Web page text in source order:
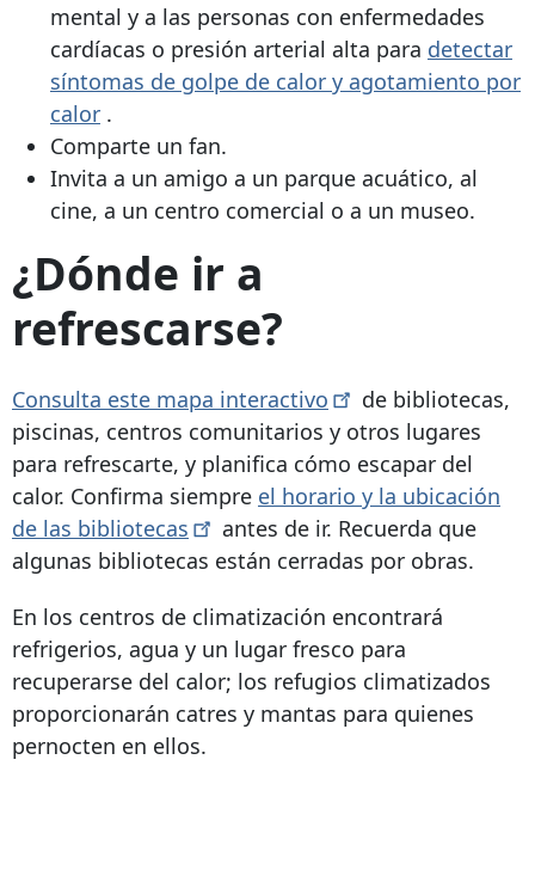
mental y a las personas con enfermedades
cardíacas o presión arterial alta para detectar
síntomas de golpe de calor y agotamiento por
calor .
Comparte un fan.
Invita a un amigo a un parque acuático, al
cine, a un centro comercial o a un museo.
¿Dónde ir a
refrescarse?
Consulta este mapa interactivo
de bibliotecas,
piscinas, centros comunitarios y otros lugares
para refrescarte, y planifica cómo escapar del
calor. Confirma siempre el horario y la ubicación
de las bibliotecas
antes de ir. Recuerda que
algunas bibliotecas están cerradas por obras.
En los centros de climatización encontrará
refrigerios, agua y un lugar fresco para
recuperarse del calor; los refugios climatizados
proporcionarán catres y mantas para quienes
pernocten en ellos.